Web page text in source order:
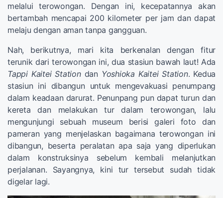
melalui terowongan. Dengan ini, kecepatannya akan
bertambah mencapai 200 kilometer per jam dan dapat
melaju dengan aman tanpa gangguan.
Nah, berikutnya, mari kita berkenalan dengan fitur
terunik dari terowongan ini, dua stasiun bawah laut! Ada
Tappi Kaitei Stationdan Yoshioka Kaitei Station. Kedua
stasiun ini dibangun untuk mengevakuasi penumpang
dalam keadaan darurat. Penunpang pun dapat turun dan
kereta dan melakukan tur dalam terowongan, lalu
mengunjungi sebuah museum berisi galeri foto dan
pameran yang menjelaskan bagaimana terowongan ini
dibangun, beserta peralatan apa saja yang diperlukan
dalam konstruksinya sebelum kembali melanjutkan
perjalanan. Sayangnya, kini tur tersebut sudah tidak
digelar lagi.